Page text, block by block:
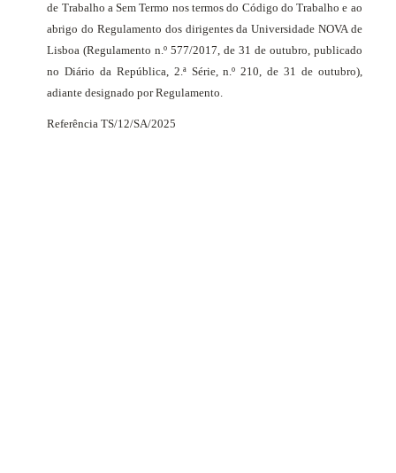
de Trabalho a Sem Termo nos termos do Código do Trabalho e ao
abrigo do Regulamento dos dirigentes da Universidade NOVA de
Lisboa (Regulamento n.º 577/2017, de 31 de outubro, publicado
no Diário da República, 2.ª Série, n.º 210, de 31 de outubro),
adiante designado por Regulamento.
Referência TS/12/SA/2025